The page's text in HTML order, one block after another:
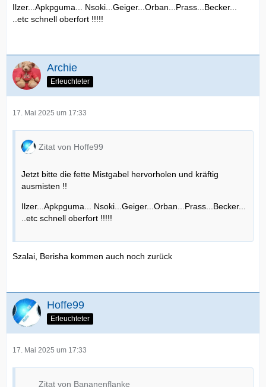
Ilzer...Apkpguma... Nsoki...Geiger...Orban...Prass...Becker...
..etc schnell oberfort !!!!!
Archie
Erleuchteter
17. Mai 2025 um 17:33
Zitat von Hoffe99
Jetzt bitte die fette Mistgabel hervorholen und kräftig
ausmisten !!
Ilzer...Apkpguma... Nsoki...Geiger...Orban...Prass...Becker...
..etc schnell oberfort !!!!!
Szalai, Berisha kommen auch noch zurück
Hoffe99
Erleuchteter
17. Mai 2025 um 17:33
Zitat von Bananenflanke